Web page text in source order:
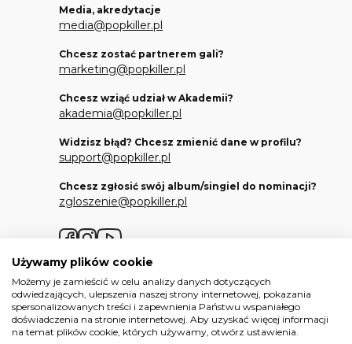
Media, akredytacje
media@popkiller.pl
Chcesz zostać partnerem gali?
marketing@popkiller.pl
Chcesz wziąć udział w Akademii?
akademia@popkiller.pl
Widzisz błąd? Chcesz zmienić dane w profilu?
support@popkiller.pl
Chcesz zgłosić swój album/singiel do nominacji?
zgloszenie@popkiller.pl
Facebook
Instagram
YouTube
Wszelkie prawa zastrzeżone. 2026.
Używamy plików cookie
Możemy je zamieścić w celu analizy danych dotyczących
odwiedzających, ulepszenia naszej strony internetowej, pokazania
spersonalizowanych treści i zapewnienia Państwu wspaniałego
doświadczenia na stronie internetowej. Aby uzyskać więcej informacji
na temat plików cookie, których używamy, otwórz ustawienia.